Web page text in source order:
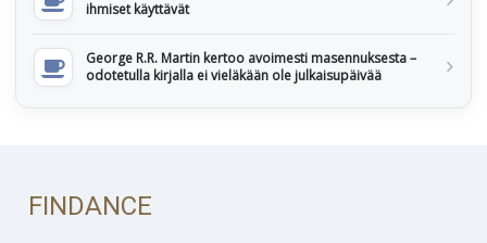
ihmiset käyttävät
George R.R. Martin kertoo avoimesti masennuksesta –
odotetulla kirjalla ei vieläkään ole julkaisupäivää
FINDANCE